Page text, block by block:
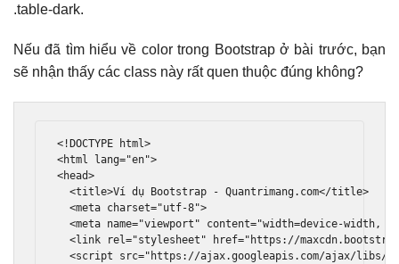
.table-dark.
Nếu đã tìm hiểu về color trong Bootstrap ở bài trước, bạn
sẽ nhận thấy các class này rất quen thuộc đúng không?
<!DOCTYPE html>
<html
lang="en">
<head>
<title>Ví dụ Bootstrap - Quantrimang.com</title>
<meta charset="utf-8">
<meta name="viewport" content="width=device-width,
<link
rel="stylesheet" href="https://
<script
src="https://ajax.googleapis.com/ajax/libs/